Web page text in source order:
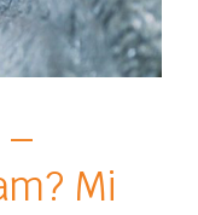
–
Mi